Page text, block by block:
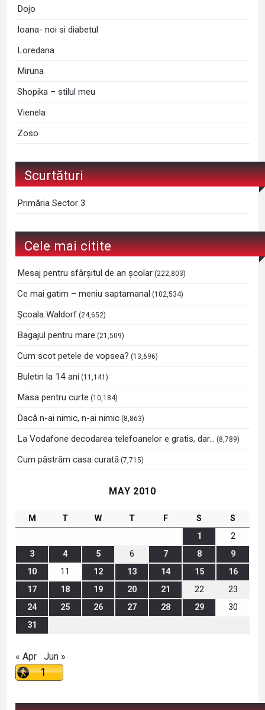
Dojo
Ioana- noi si diabetul
Loredana
Miruna
Shopika – stilul meu
Vienela
Zoso
Scurtături
Primăria Sector 3
Cele mai citite
Mesaj pentru sfârșitul de an școlar (222,803)
Ce mai gatim – meniu saptamanal (102,534)
Şcoala Waldorf (24,652)
Bagajul pentru mare (21,509)
Cum scot petele de vopsea? (13,696)
Buletin la 14 ani (11,141)
Masa pentru curte (10,184)
Dacă n-ai nimic, n-ai nimic (8,863)
La Vodafone decodarea telefoanelor e gratis, dar… (8,789)
Cum păstrăm casa curată (7,715)
MAY 2010
M T W T F S
S
1
2
3
4 5 6 7 8
9
10
11 12 13 14 15
16
17
18 19 20 21 22
23
24
25 26 27 28 29
30
31
« Apr Jun »